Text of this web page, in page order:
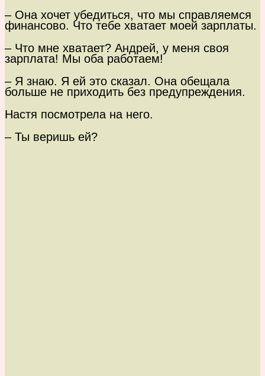
– Она хочет убедиться, что мы справляемся
финансово. Что тебе хватает моей зарплаты.
– Что мне хватает? Андрей, у меня своя
зарплата! Мы оба работаем!
– Я знаю. Я ей это сказал. Она обещала
больше не приходить без предупреждения.
Настя посмотрела на него.
– Ты веришь ей?